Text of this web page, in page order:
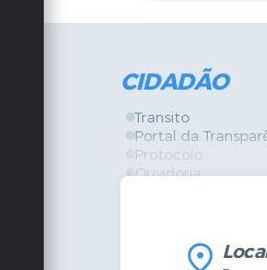
CIDADÃO
Transito
Portal da
Protocolo
Ouvidoria
Legislação
Diário Oficial